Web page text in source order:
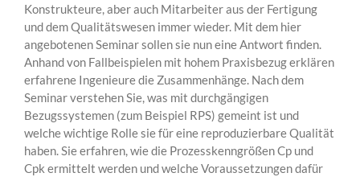
Konstrukteure, aber auch Mitarbeiter aus der Fertigung
und dem Qualitätswesen immer wieder. Mit dem hier
angebotenen Seminar sollen sie nun eine Antwort finden.
Anhand von Fallbeispielen mit hohem Praxisbezug erklären
erfahrene Ingenieure die Zusammenhänge. Nach dem
Seminar verstehen Sie, was mit durchgängigen
Bezugssystemen (zum Beispiel RPS) gemeint ist und
welche wichtige Rolle sie für eine reproduzierbare Qualität
haben. Sie erfahren, wie die Prozesskenngrößen Cp und
Cpk ermittelt werden und welche Voraussetzungen dafür